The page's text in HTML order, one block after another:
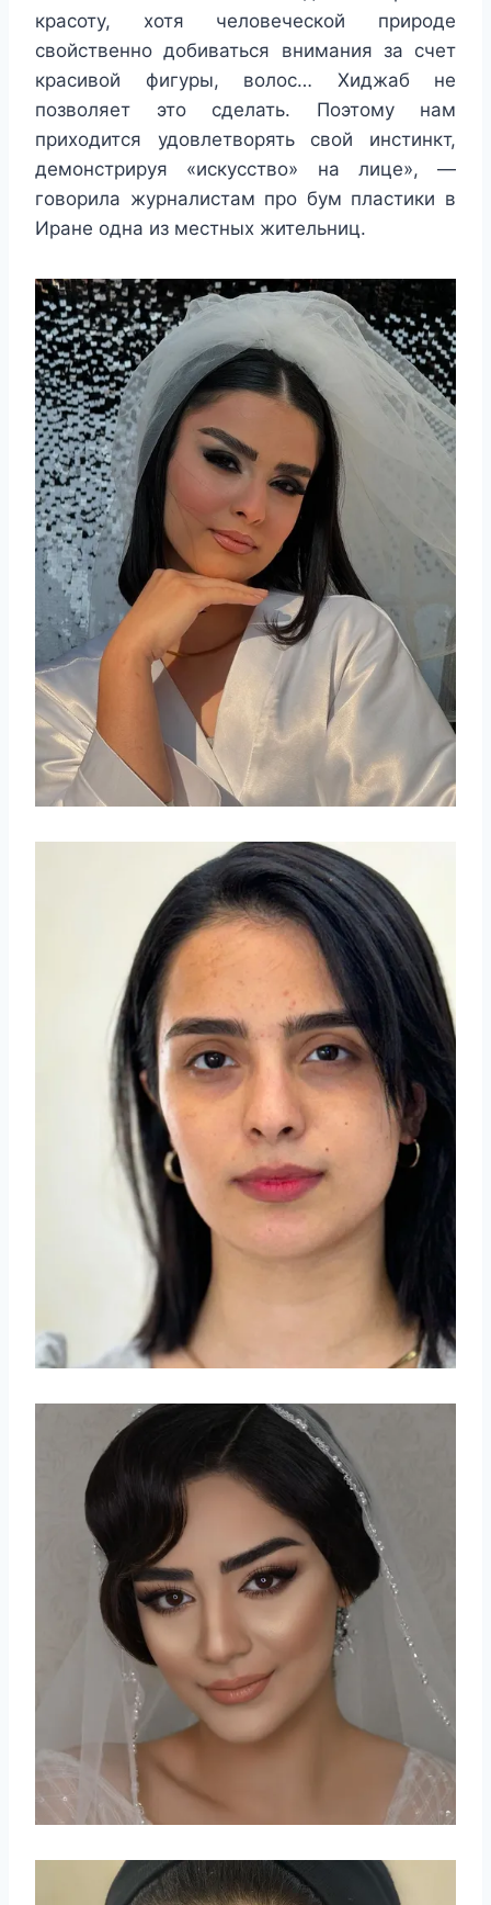
красоту, хотя человеческой природе
свойственно добиваться внимания за счет
красивой фигуры, волос… Хиджаб не
позволяет это сделать. Поэтому нам
приходится удовлетворять свой инстинкт,
демонстрируя «искусство» на лице», —
говорила журналистам про бум пластики в
Иране одна из местных жительниц.